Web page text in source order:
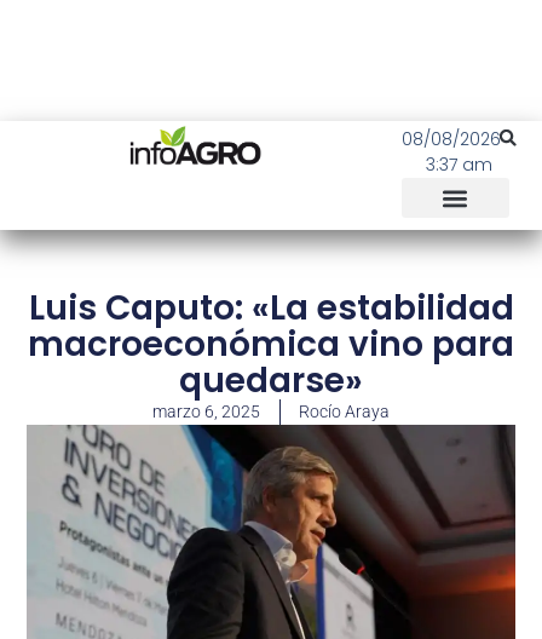
08/08/2026
3:37 am
Luis Caputo: «La estabilidad
macroeconómica vino para
quedarse»
marzo 6, 2025 Rocío Araya